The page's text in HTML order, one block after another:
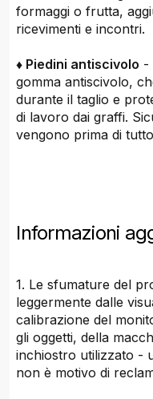
formaggi o frutta,
ricevimenti e incontri.
♦ Piedini antiscivolo -
gomma antiscivolo,
durante il taglio e
di lavoro dai graffi.
vengono prima di
Informazioni
1. Le sfumature del
leggermente dalle
calibrazione del
gli oggetti, della
inchiostro utilizzato -
non è motivo di